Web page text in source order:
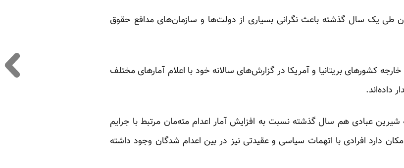
طی یک سال گذشته باعث نگرانی بسیاری از دولت‌ها و سازمان‌های مدافع حقوق
کشورهای بریتانیا و آمریکا در گزارش‌های سالانه خود با اعلام آمارهای مختلف
داده‌اند.
شیرین عبادی هم سال گذشته نسبت به افزایش آمار اعدام مته‌مان مرتبط با جرایم
دارد افرادی با اتهمات سیاسی و عقیدتی نیز در بین اعدام شدگان وجود داشته